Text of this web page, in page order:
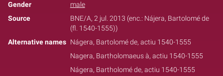
Gender
male
Source
BNE/A, 2 jul. 2013 (enc.: Nájera, Bartolomé de
(fl. 1540-1555))
Alternative names Nágera, Bartolomé de, actiu 1540-1555
Nagera, Bartholomaeus à, actiu 1540-1555
Nágera, Bartholomé de, actiu 1540-1555